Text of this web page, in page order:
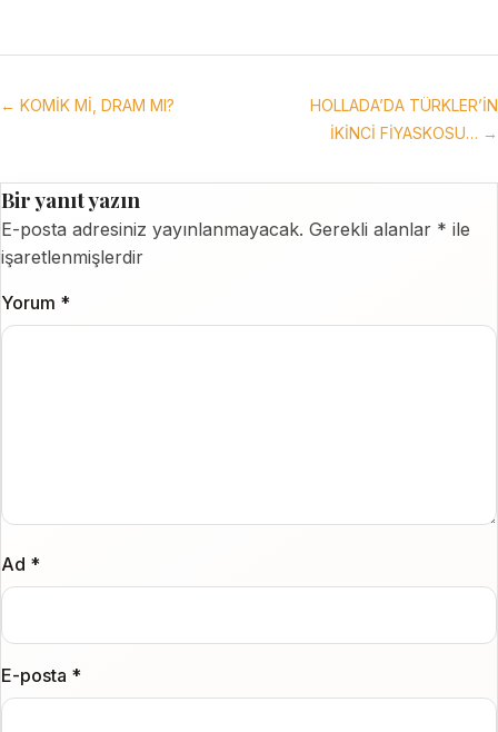
← KOMİK Mİ, DRAM MI?
HOLLADA’DA TÜRKLER’İN
İKİNCİ FİYASKOSU… →
Bir yanıt yazın
E-posta adresiniz yayınlanmayacak. Gerekli alanlar * ile
işaretlenmişlerdir
Yorum *
Ad *
E-posta *